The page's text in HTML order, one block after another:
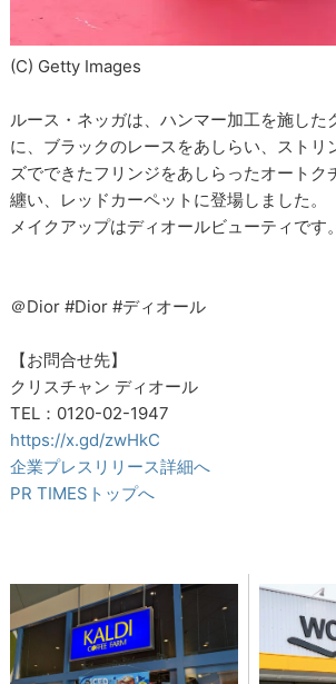
(C) Getty Images
ルース・ネッガは、ハンマー加工を施した
に、ブラックのレースをあしらい、ストリ
ズでできたフリンジをあしらったオートク
纏い、レッドカーペットに登場しました。
メイクアップはディオールビューティです。
＠Dior #Dior #ディオール
【お問合せ先】
クリスチャン ディオール
TEL：0120-02-1947
https://x.gd/zwHkC
企業プレスリリース詳細へ
PR TIMESトップへ